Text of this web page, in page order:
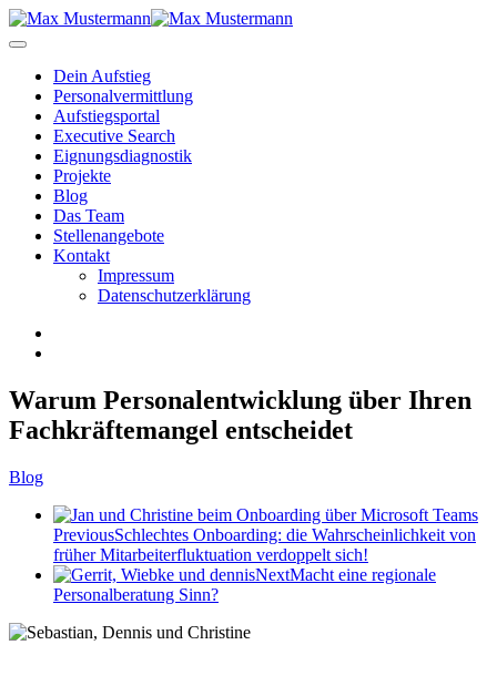
Dein Aufstieg
Personal­vermittlung
Aufstiegsportal
Executive Search
Eignungs­diagnostik
Projekte
Blog
Das Team
Stellenangebote
Kontakt
Impressum
Datenschutzerklärung
Warum Personalentwicklung über Ihren
Fachkräftemangel entscheidet
Blog
PreviousSchlechtes Onboarding: die Wahrscheinlichkeit von
früher Mitarbeiterfluktuation verdoppelt sich!
NextMacht eine regionale
Personalberatung Sinn?